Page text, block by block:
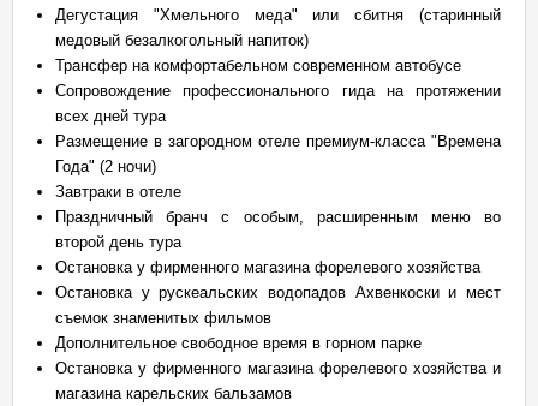
Дегустация "Хмельного меда" или сбитня (старинный
медовый безалкогольный напиток)
Трансфер на комфортабельном современном автобусе
Сопровождение профессионального гида на протяжении
всех дней тура
Размещение в загородном отеле премиум-класса "Времена
Года" (2 ночи)
Завтраки в отеле
Праздничный бранч с особым, расширенным меню во
второй день тура
Остановка у фирменного магазина форелевого хозяйства
Остановка у рускеальских водопадов Ахвенкоски и мест
съемок знаменитых фильмов
Дополнительное свободное время в горном парке
Остановка у фирменного магазина форелевого хозяйства и
магазина карельских бальзамов